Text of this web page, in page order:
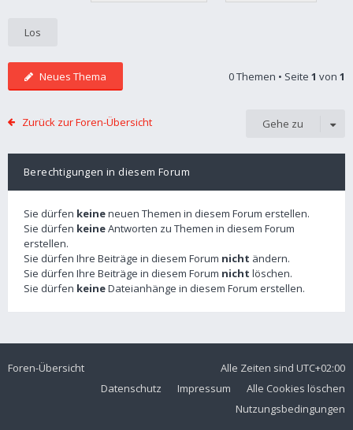
Neues Thema 0 Themen • Seite 1 von 1
Zurück zur Foren-Übersicht Gehe zu
Berechtigungen in diesem Forum
Sie dürfen keineneuen Themen in diesem Forum erstellen.
Sie dürfen keineAntworten zu Themen in diesem Forum
erstellen.
Sie dürfen Ihre Beiträge in diesem Forum nicht ändern.
Sie dürfen Ihre Beiträge in diesem Forum nicht löschen.
Sie dürfen keineDateianhänge in diesem Forum erstellen.
Foren-Übersicht Alle Zeiten sind UTC+02:00
Alle Cookies löschen
Impressum
Datenschutz
Nutzungsbedingungen